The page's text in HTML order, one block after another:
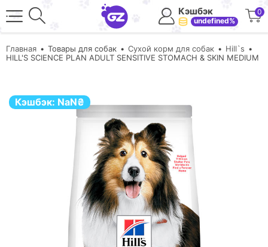
Кэшбэк
undefined%
0
Главная Товары для собак Сухой корм для собак
Hill`s
HILL'S SCIENCE PLAN ADULT SENSITIVE STOMACH & SKIN MEDIUM
Кэшбэк: NaN₴